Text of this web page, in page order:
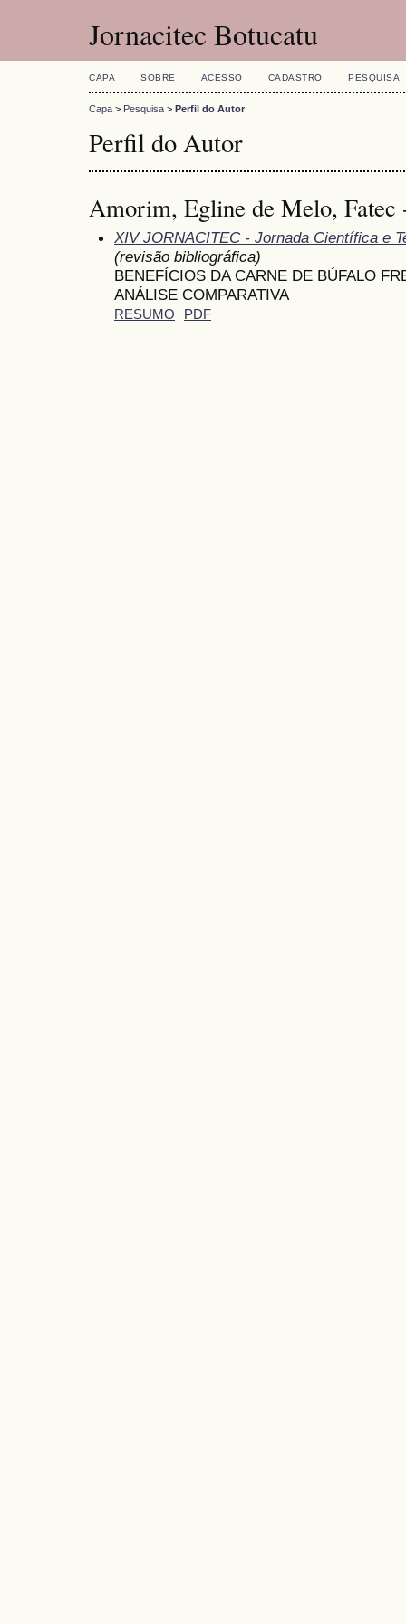
Jornacitec Botucatu
CAPA SOBRE ACESSO CADASTRO PESQUISA
Capa > Pesquisa > Perfil do Autor
Perfil do Autor
Amorim, Egline de Melo, Fatec
XIV JORNACITEC - Jornada Científica e
(revisão bibliográfica)
BENEFÍCIOS DA CARNE DE BÚFALO
ANÁLISE COMPARATIVA
RESUMO PDF